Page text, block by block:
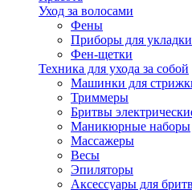
Уход за волосами
Фены
Приборы для укладки
Фен-щетки
Техника для ухода за собой
Машинки для
Триммеры
Бритвы
Маникюрные наборы
Массажеры
Весы
Эпиляторы
Аксессуары для